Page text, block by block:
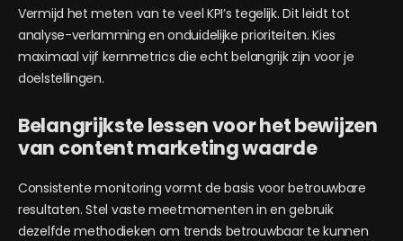
Vermijd het meten van te veel KPI’s tegelijk. Dit leidt tot
analyse-verlamming en onduidelijke prioriteiten. Kies
maximaal vijf kernmetrics die echt belangrijk zijn voor je
doelstellingen.
Belangrijkste lessen voor het bewijzen
van content marketing waarde
Consistente monitoring vormt de basis voor betrouwbare
resultaten. Stel vaste meetmomenten in en gebruik
dezelfde methodieken om trends betrouwbaar te kunnen